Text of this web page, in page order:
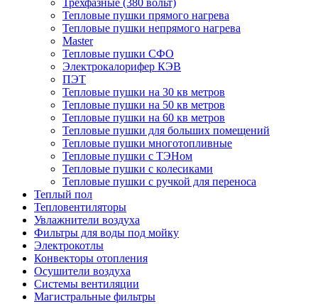
Трёхфазные (380 вольт)
Тепловые пушки прямого нагрева
Тепловые пушки непрямого нагрева
Master
Тепловые пушки СФО
Электрокалорифер КЭВ
ПЭТ
Тепловые пушки на 30 кв метров
Тепловые пушки на 50 кв метров
Тепловые пушки на 60 кв метров
Тепловые пушки для больших помещений
Тепловые пушки многотопливные
Тепловые пушки с ТЭНом
Тепловые пушки с колесиками
Тепловые пушки с ручкой для переноса
Теплый пол
Тепловентиляторы
Увлажнители воздуха
Фильтры для воды под мойку
Электрокотлы
Конвекторы отопления
Осушители воздуха
Системы вентиляции
Магистральные фильтры